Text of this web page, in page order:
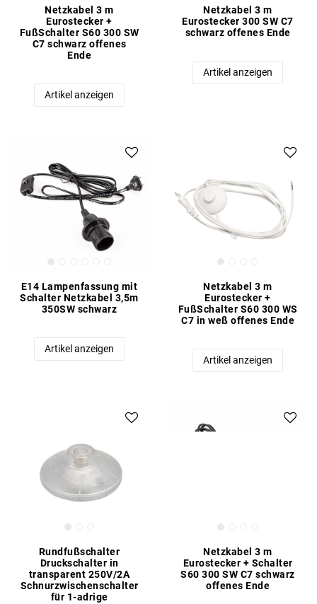
Netzkabel 3 m
Eurostecker +
FußSchalter S60 300 SW
C7 schwarz offenes
Ende
Artikel anzeigen
Netzkabel 3 m
Eurostecker 300 SW C7
schwarz offenes Ende
Artikel anzeigen
E14 Lampenfassung mit
Schalter Netzkabel 3,5m
350SW schwarz
Artikel anzeigen
Netzkabel 3 m
Eurostecker +
FußSchalter S60 300 WS
C7 in weß offenes Ende
Artikel anzeigen
Rundfußschalter
Druckschalter in
transparent 250V/2A
Schnurzwischenschalter
für 1-adrige
Netzkabel 3 m
Eurostecker + Schalter
S60 300 SW C7 schwarz
offenes Ende